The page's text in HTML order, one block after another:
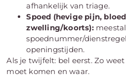
afhankelijk van triage.
Spoed (hevige pijn,
zwelling/koorts):
spoednummer/
openingstijden.
Als je twijfelt: bel eerst. Zo
moet komen en waar.